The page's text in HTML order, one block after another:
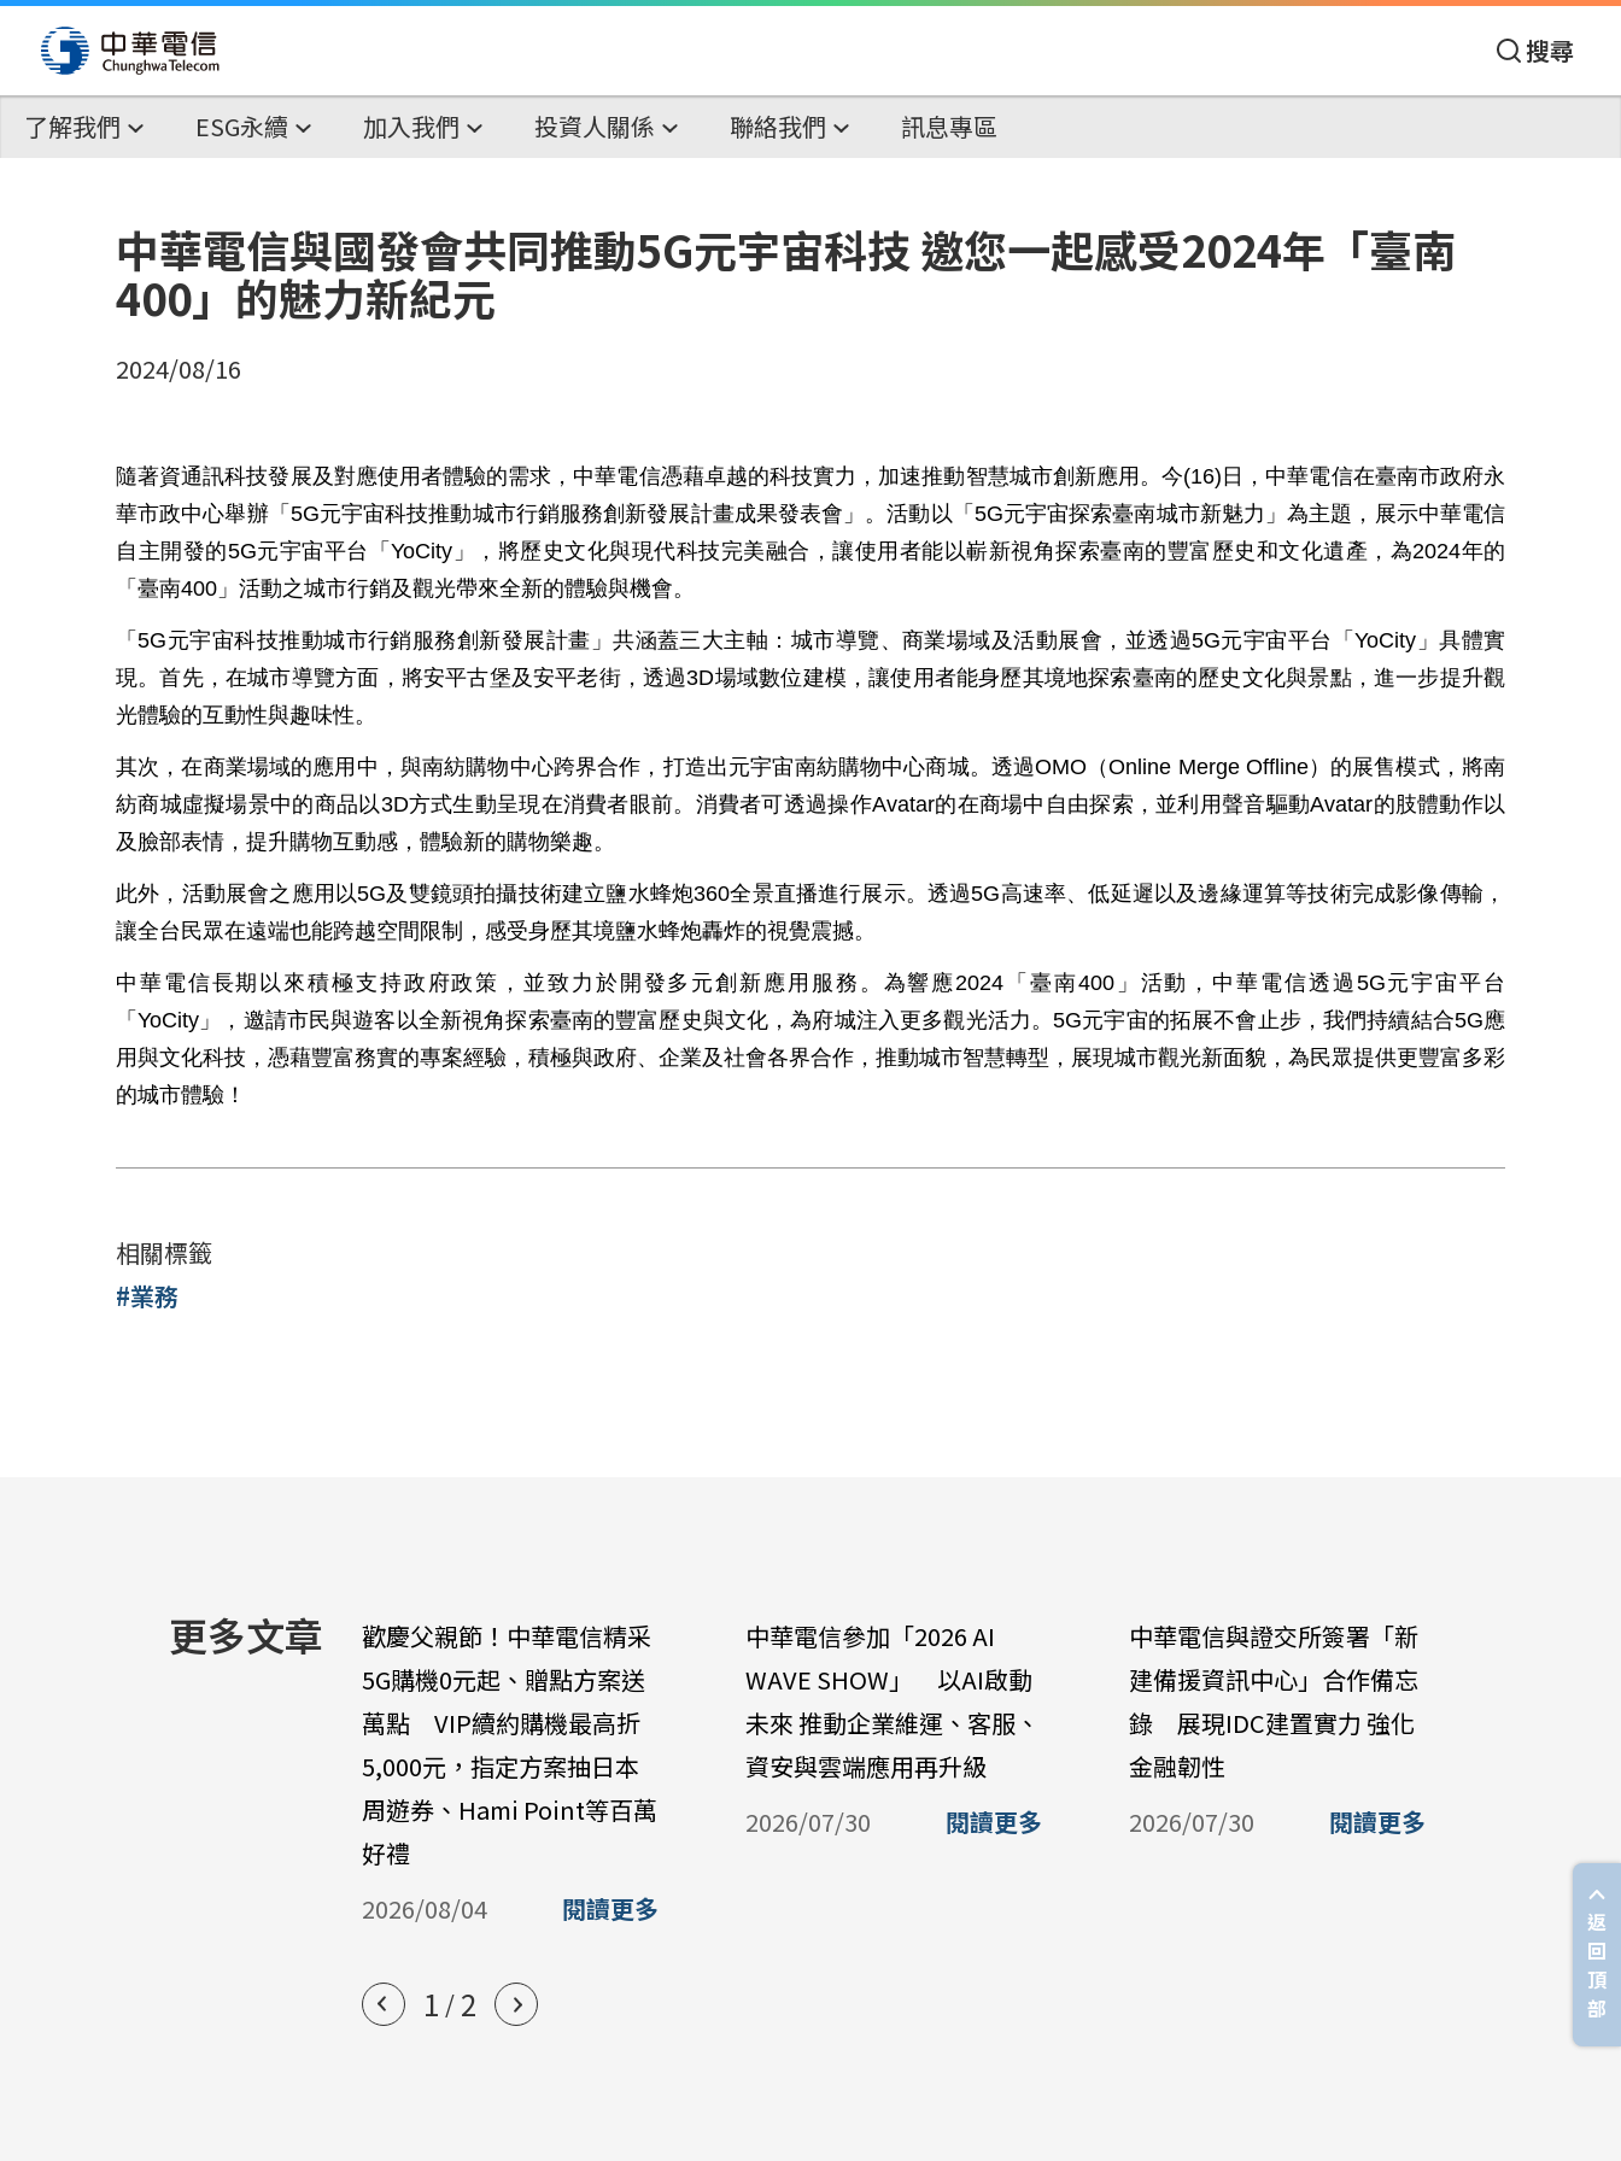
搜尋
了解我們 ESG永續 加入我們 投資人關係 聯絡我們 訊息專區
中華電信與國發會共同推動5G元宇宙科技 邀您一起感受2024年「臺南
400」的魅力新紀元
2024/08/16
隨著資通訊科技發展及對應使用者體驗的需求，中華電信憑藉卓越的科技實力，加速推動智慧城市創新應用。今(16)日，中華電信在臺南市政府永
華市政中心舉辦「5G元宇宙科技推動城市行銷服務創新發展計畫成果發表會」。活動以「5G元宇宙探索臺南城市新魅力」為主題，展示中華電信
自主開發的5G元宇宙平台「YoCity」，將歷史文化與現代科技完美融合，讓使用者能以嶄新視角探索臺南的豐富歷史和文化遺產，為2024年的
「臺南400」活動之城市行銷及觀光帶來全新的體驗與機會。
「5G元宇宙科技推動城市行銷服務創新發展計畫」共涵蓋三大主軸：城市導覽、商業場域及活動展會，並透過5G元宇宙平台「YoCity」具體實
現。首先，在城市導覽方面，將安平古堡及安平老街，透過3D場域數位建模，讓使用者能身歷其境地探索臺南的歷史文化與景點，進一步提升觀
光體驗的互動性與趣味性。
其次，在商業場域的應用中，與南紡購物中心跨界合作，打造出元宇宙南紡購物中心商城。透過OMO（Online Merge Offline）的展售模式，將南
紡商城虛擬場景中的商品以3D方式生動呈現在消費者眼前。消費者可透過操作Avatar的在商場中自由探索，並利用聲音驅動Avatar的肢體動作以
及臉部表情，提升購物互動感，體驗新的購物樂趣。
此外，活動展會之應用以5G及雙鏡頭拍攝技術建立鹽水蜂炮360全景直播進行展示。透過5G高速率、低延遲以及邊緣運算等技術完成影像傳輸，
讓全台民眾在遠端也能跨越空間限制，感受身歷其境鹽水蜂炮轟炸的視覺震撼。
中華電信長期以來積極支持政府政策，並致力於開發多元創新應用服務。為響應2024「臺南400」活動，中華電信透過5G元宇宙平台
「YoCity」，邀請市民與遊客以全新視角探索臺南的豐富歷史與文化，為府城注入更多觀光活力。5G元宇宙的拓展不會止步，我們持續結合5G應
用與文化科技，憑藉豐富務實的專案經驗，積極與政府、企業及社會各界合作，推動城市智慧轉型，展現城市觀光新面貌，為民眾提供更豐富多彩
的城市體驗！
相關標籤
#業務
更多文章
歡慶父親節！中華電信精采
5G購機0元起、贈點方案送
萬點 VIP續約購機最高折
5,000元，指定方案抽日本
周遊券、Hami Point等百萬
好禮
2026/08/04
閱讀更多
中華電信參加「2026 AI
WAVE SHOW」 以AI啟動
未來 推動企業維運、客服、
資安與雲端應用再升級
2026/07/30
閱讀更多
中華電信與證交所簽署「新
建備援資訊中心」合作備忘
錄 展現IDC建置實力 強化
金融韌性
2026/07/30
閱讀更多
2026/07/
1 / 2
返
回
頂
部